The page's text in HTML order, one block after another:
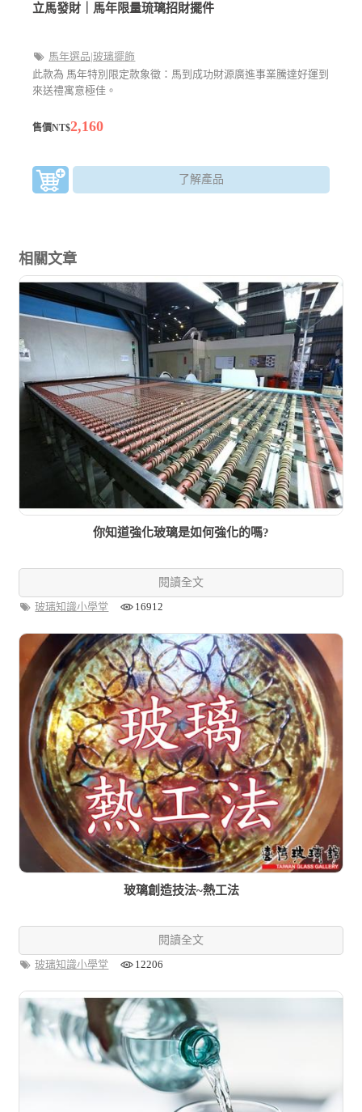
立馬發財｜馬年限量琉璃招財擺件
馬年選品|玻璃擺飾
此款為 馬年特別限定款象徵：馬到成功財源廣進事業騰達好運到
來送禮寓意極佳。
售價NT$2,160
了解產品
相關文章
你知道強化玻璃是如何強化的嗎?
閱讀全文
玻璃知識小學堂
16912
玻璃創造技法~熱工法
閱讀全文
玻璃知識小學堂
12206